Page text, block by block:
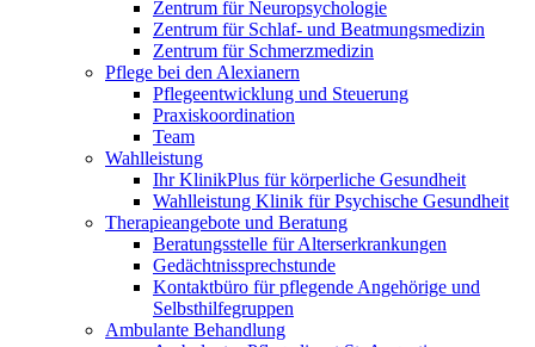
Zentrum für Neuropsychologie
Zentrum für Schlaf- und Beatmungsmedizin
Zentrum für Schmerzmedizin
Pflege bei den Alexianern
Pflegeentwicklung und Steuerung
Praxiskoordination
Team
Wahlleistung
Ihr KlinikPlus für körperliche Gesundheit
Wahlleistung Klinik für Psychische Gesundheit
Therapieangebote und Beratung
Beratungsstelle für Alterserkrankungen
Gedächtnissprechstunde
Kontaktbüro für pflegende Angehörige und
Selbsthilfegruppen
Ambulante Behandlung